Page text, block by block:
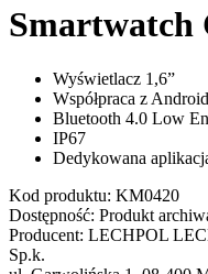
Smartwatch
Wyświetlacz 1,6”
Współpraca z
Bluetooth 4.0 Low
IP67
Dedykowana
Kod produktu: KM0420
Dostępność: Produkt
Producent: LECHPOL
Sp.k.